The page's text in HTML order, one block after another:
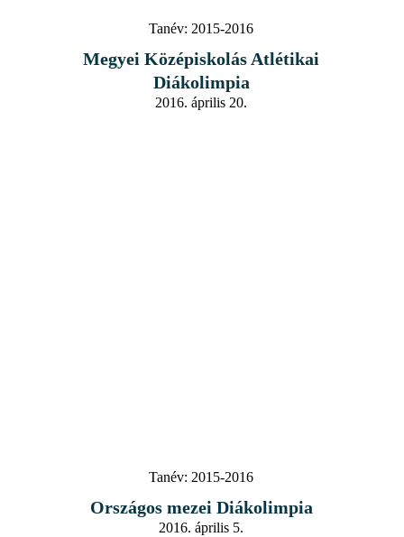
Tanév: 2015-2016
Megyei Középiskolás Atlétikai
Diákolimpia
2016. április 20.
Tanév: 2015-2016
Országos mezei Diákolimpia
2016. április 5.